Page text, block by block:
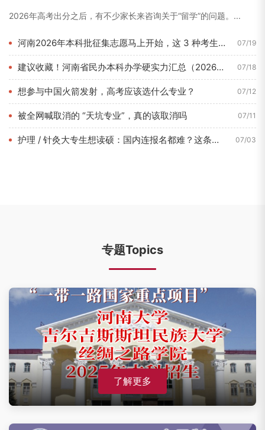
2026年高考出分之后，有不少家长来咨询关于“留学”的问题。...
河南2026年本科批征集志愿马上开始，这 3 种考生最容易捡... 07/19
建议收藏！河南省民办本科办学硬实力汇总（2026年7月最新数... 07/18
想参与中国火箭发射，高考应该选什么专业？ 07/12
被全网喊取消的 “天坑专业”，真的该取消吗 07/11
护理 / 针灸大专生想读硕：国内连报名都难？这条路 1 年即... 07/03
专题Topics
了解更多